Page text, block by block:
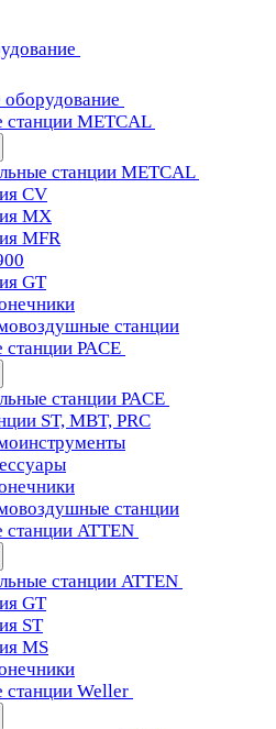
станции METCAL
станции METCAL
CV
MX
MFR
GT
станции
PACE
станции PACE
ST, MBT, PRC
станции
станции ATTEN
станции ATTEN
GT
ST
MS
станции Weller